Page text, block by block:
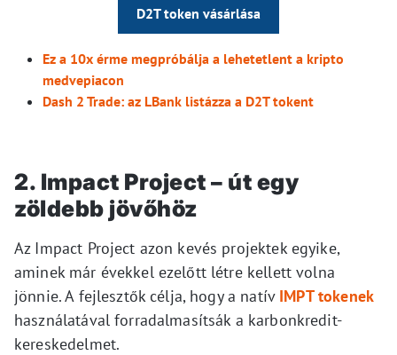
D2T token vásárlása
Ez a 10x érme megpróbálja a lehetetlent a kripto
medvepiacon
Dash 2 Trade: az LBank listázza a D2T tokent
2. Impact Project – út egy
zöldebb jövőhöz
Az Impact Project azon kevés projektek egyike,
aminek már évekkel ezelőtt létre kellett volna
jönnie. A fejlesztők célja, hogy a natív IMPT tokenek
használatával forradalmasítsák a karbonkredit-
kereskedelmet.